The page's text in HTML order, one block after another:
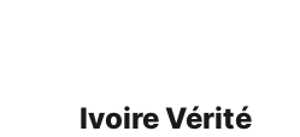
Ivoire Vérité